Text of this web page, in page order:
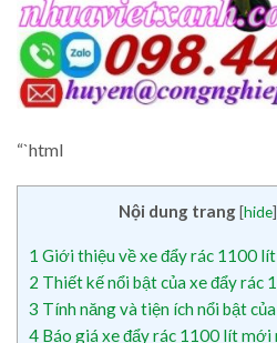
“`html
Nội dung trang[hide]
1 Giới thiệu về xe đẩy rác 1100
2 Thiết kế nổi bật của xe đẩy rác
3 Tính năng và tiện ích nổi bật
4 Báo giá xe đẩy rác 1100 lít mới